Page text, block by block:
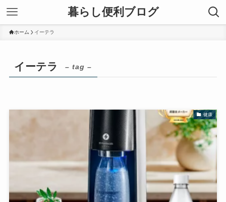
暮らし便利ブログ
ホーム イーテラ
イーテラ – tag –
健康